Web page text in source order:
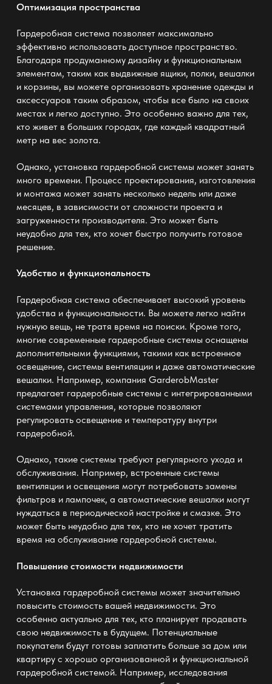
Оптимизация пространства
Гардеробная система позволяет максимально
эффективно использовать доступное пространство.
Благодаря продуманному дизайну и функциональным
элементам, таким как выдвижные ящики, полки, вешалки
и корзины, вы можете организовать хранение одежды и
аксессуаров таким образом, чтобы все было на своих
местах и легко доступно. Это особенно важно для тех,
кто живет в больших городах, где каждый квадратный
метр на вес золота.
Однако, установка гардеробной системы может занять
много времени. Процесс проектирования, изготовления
и монтажа может занять несколько недель или даже
месяцев, в зависимости от сложности проекта и
загруженности производителя. Это может быть
неудобно для тех, кто хочет быстро получить готовое
решение.
Удобство и функциональность
Гардеробная система обеспечивает высокий уровень
удобства и функциональности. Вы можете легко найти
нужную вещь, не тратя время на поиски. Кроме того,
многие современные гардеробные системы оснащены
дополнительными функциями, такими как встроенное
освещение, системы вентиляции и даже автоматические
вешалки. Например, компания GarderobMaster
предлагает гардеробные системы с интегрированными
системами управления, которые позволяют
регулировать освещение и температуру внутри
гардеробной.
Однако, такие системы требуют регулярного ухода и
обслуживания. Например, встроенные системы
вентиляции и освещения могут потребовать замены
фильтров и лампочек, а автоматические вешалки могут
нуждаться в периодической настройке и смазке. Это
может быть неудобно для тех, кто не хочет тратить
время на обслуживание гардеробной системы.
Повышение стоимости недвижимости
Установка гардеробной системы может значительно
повысить стоимость вашей недвижимости. Это
особенно актуально для тех, кто планирует продавать
свою недвижимость в будущем. Потенциальные
покупатели будут готовы заплатить больше за дом или
квартиру с хорошо организованной и функциональной
гардеробной системой. Например, исследования